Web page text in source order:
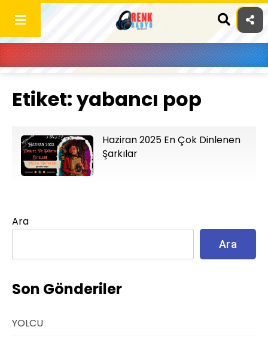
content
Etiket:yabancı pop
Haziran 2025 En Çok Dinlenen
Şarkılar
Ara
Ara
Son Gönderiler
YOLCU